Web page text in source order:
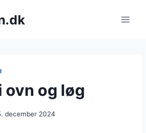
ovn og løg
december 2024